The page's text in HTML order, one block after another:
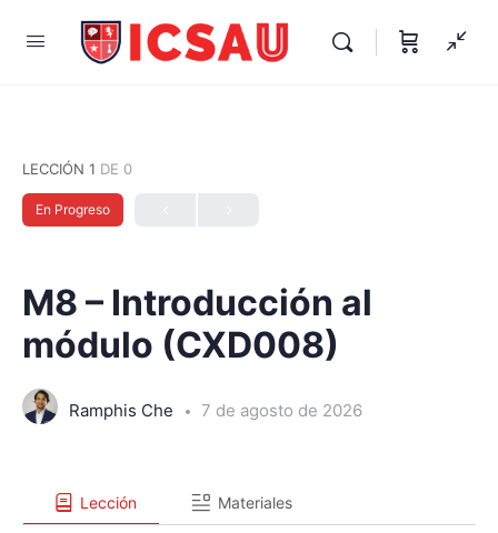
LECCIÓN 1 DE 0
En Progreso
M8 – Introducción al
módulo (CXD008)
Ramphis Che 7 de agosto de 2026
Lección Materiales